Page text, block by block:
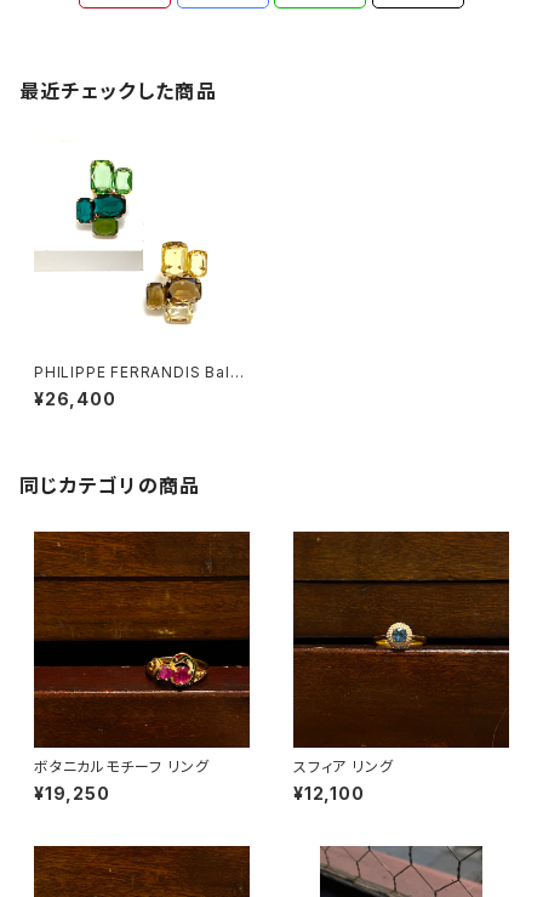
最近チェックした商品
PHILIPPE FERRANDIS Balé
ares リング#1
¥26,400
同じカテゴリの商品
ボタニカルモチーフ リング
¥19,250
スフィア リング
¥12,100